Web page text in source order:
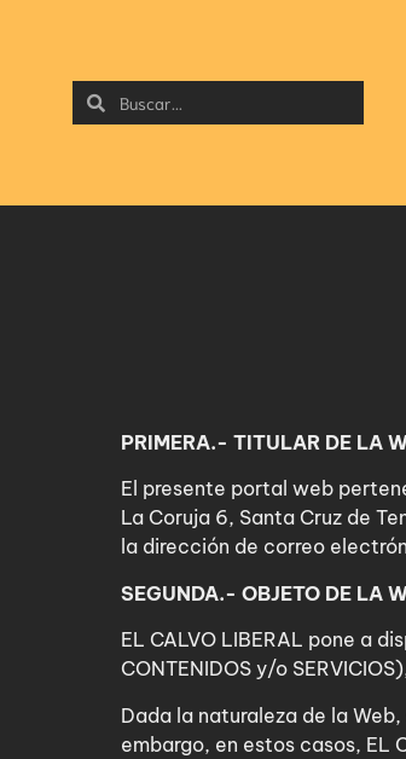
PRIMERA.- TITULAR DE LA
El presente portal web
La Coruja 6, Santa Cruz de
la dirección de correo
SEGUNDA.- OBJETO DE LA
EL CALVO LIBERAL pone a
CONTENIDOS y/o
Dada la naturaleza de la
embargo, en estos casos, EL